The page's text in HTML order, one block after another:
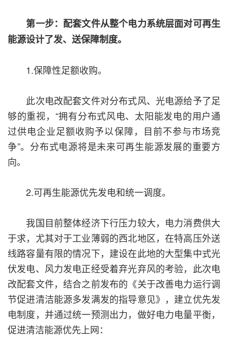
第一步：配套文件从整个电力系统层面对可再生
能源设计了发、送保障制度。
1.保障性足额收购。
此次电改配套文件对分布式风、光电源给予了足
够的重视，“拥有分布式风电、太阳能发电的用户通
过供电企业足额收购予以保障，目前不参与市场竞
争”。分布式电源将是未来可再生能源发展的重要方
向。
2.可再生能源优先发电和统一调度。
我国目前整体经济下行压力较大，电力消费供大
于求，尤其对于工业薄弱的西北地区，在特高压外送
线路容量有限的情况下，建设在此地的大型集中式光
伏发电、风力发电正经受着弃光弃风的考验，此次电
改配套文件，结合之前发布的《关于改善电力运行调
节促进清洁能源多发满发的指导意见》，建立优先发
电制度，并通过统一预测出力，做好电力电量平衡，
促进清洁能源优先上网：